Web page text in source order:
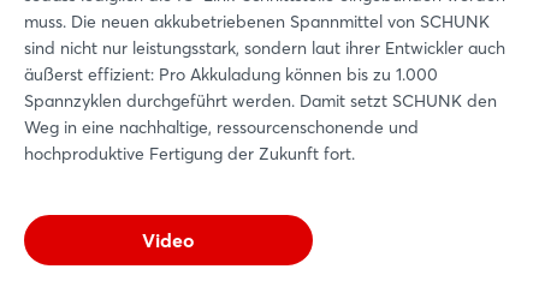
muss. Die neuen akkubetriebenen Spannmittel von SCHUNK
sind nicht nur leistungsstark, sondern laut ihrer Entwickler auch
äußerst effizient: Pro Akkuladung können bis zu 1.000
Spannzyklen durchgeführt werden. Damit setzt SCHUNK den
Weg in eine nachhaltige, ressourcenschonende und
hochproduktive Fertigung der Zukunft fort.
Video